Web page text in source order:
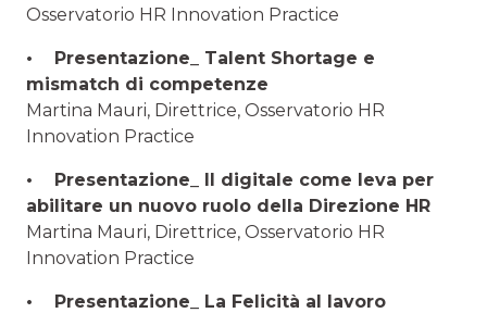
Osservatorio HR Innovation Practice
• Presentazione_ Talent Shortage e
mismatch di competenze
Martina Mauri, Direttrice, Osservatorio HR
Innovation Practice
• Presentazione_ Il digitale come leva per
abilitare un nuovo ruolo della Direzione HR
Martina Mauri, Direttrice, Osservatorio HR
Innovation Practice
• Presentazione_ La Felicità al lavoro